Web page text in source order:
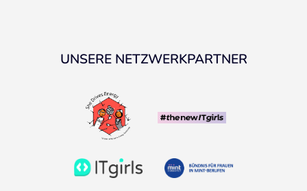
UNSERE NETZWERKPARTNER